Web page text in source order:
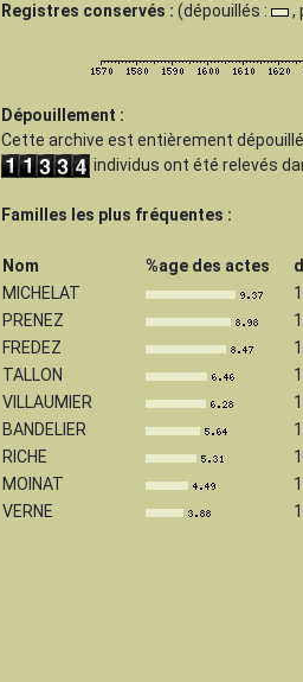
Registres conservés : (dépouillés : ,
Dépouillement :
Cette archive est entièrement
individus ont été relevés
Familles les plus fréquentes :
Nom %age des actes
MICHELAT
PRENEZ
FREDEZ
TALLON
VILLAUMIER
BANDELIER
RICHE
MOINAT
VERNE